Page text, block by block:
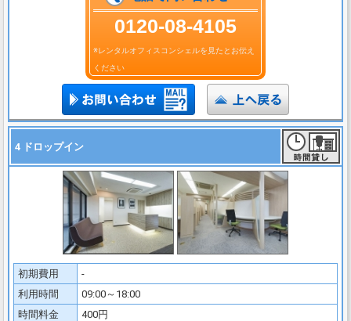
0120-08-4105
※レンタルオフィスコンシェルを見たとお伝え
ください
4 ドロップイン
初期費用
-
利用時間
09:00～18:00
時間料金
400円